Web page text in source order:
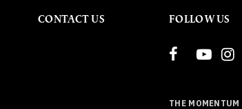
CONTACT US FOLLOW US
THE MOMENTUM